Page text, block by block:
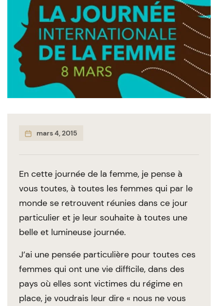
mars 4, 2015
En cette journée de la femme, je pense à
vous toutes, à toutes les femmes qui par le
monde se retrouvent réunies dans ce jour
particulier et je leur souhaite à toutes une
belle et lumineuse journée.
J’ai une pensée particulière pour toutes ces
femmes qui ont une vie difficile, dans des
pays où elles sont victimes du régime en
place, je voudrais leur dire « nous ne vous